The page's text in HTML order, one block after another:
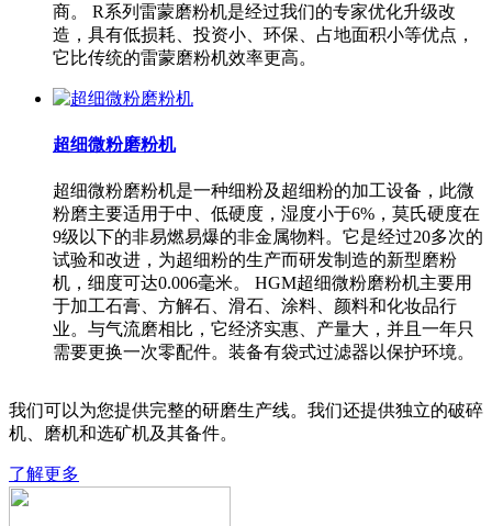
商。 R系列雷蒙磨粉机是经过我们的专家优化升级改
造，具有低损耗、投资小、环保、占地面积小等优点，
它比传统的雷蒙磨粉机效率更高。
超细微粉磨粉机
超细微粉磨粉机是一种细粉及超细粉的加工设备，此微
粉磨主要适用于中、低硬度，湿度小于6%，莫氏硬度在
9级以下的非易燃易爆的非金属物料。它是经过20多次的
试验和改进，为超细粉的生产而研发制造的新型磨粉
机，细度可达0.006毫米。 HGM超细微粉磨粉机主要用
于加工石膏、方解石、滑石、涂料、颜料和化妆品行
业。与气流磨相比，它经济实惠、产量大，并且一年只
需要更换一次零配件。装备有袋式过滤器以保护环境。
我们可以为您提供完整的研磨生产线。我们还提供独立的破碎
机、磨机和选矿机及其备件。
了解更多